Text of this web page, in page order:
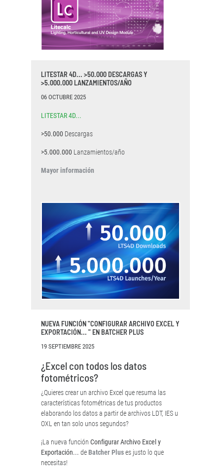
LITESTAR 4D... >50.000 DESCARGAS Y
>5.000.000 LANZAMIENTOS/AÑO
06 OCTUBRE 2025
LITESTAR 4D...
>50.000 Descargas
>5.000.000 Lanzamientos/año
Mayor información
NUEVA FUNCIÓN "CONFIGURAR ARCHIVO EXCEL Y
EXPORTACIÓN... " EN BATCHER PLUS
19 SEPTIEMBRE 2025
¿Excel con todos los datos
fotométricos?
¿Quieres crear un archivo Excel que resuma las
características fotométricas de tus productos
elaborando los datos a partir de archivos LDT, IES u
OXL en tan solo unos segundos?
¡La nueva función Configurar Archivo Excel y
Exportación... deBatcher Pluses justo lo que
necesitas!